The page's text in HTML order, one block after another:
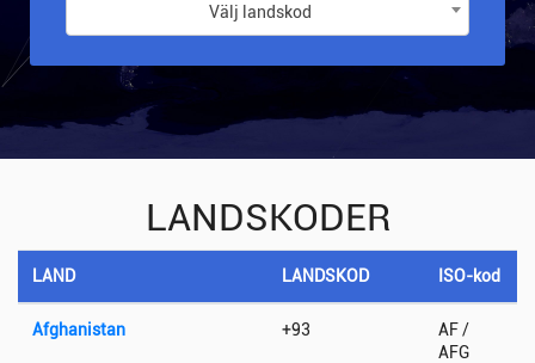
Välj landskod
LANDSKODER
LAND LANDSKOD ISO-kod
Afghanistan +93
AF /
AFG